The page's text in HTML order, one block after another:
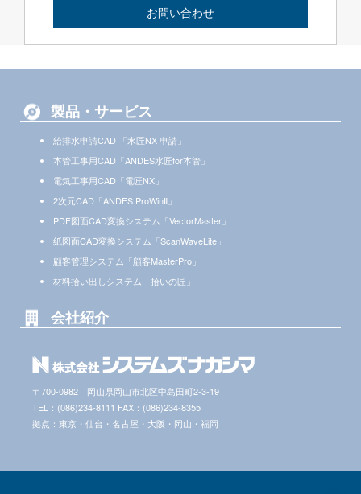
お問い合わせ
製品・サービス
給排水申請CAD 「水匠NX 申請」
本管工事用CAD「ANDES水匠for本管」
電気工事用CAD「電匠NX」
2次元CAD「ANDES ProWinⅡ」
PDF図面CAD変換システム「VectorMaster」
紙図面CAD変換システム「ScanWaveLite」
顧客管理システム「顧客MasterPro」
材料拾い出しシステム「拾いの匠」
会社紹介
〒700-0982 岡山県岡山市北区中島田町2-3-19
TEL：(086)234-8111 FAX：(086)234-8355
拠点：東京・仙台・名古屋・大阪・岡山・福岡